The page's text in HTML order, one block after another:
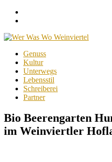
Skip
content
Genuss
Kultur
Unterwegs
Lebensstil
Schreiberei
Partner
Bio Beerengarten
im Weinviertler